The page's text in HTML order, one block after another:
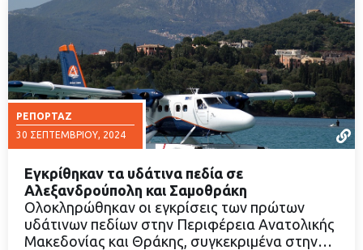
ΡΕΠΟΡΤΆΖ
30 ΣΕΠΤΕΜΒΡΊΟΥ, 2024
ΔΙΑΒΑΣΤΕ ΠΕΡΙΣΣΟΤΕΡΑ
Εγκρίθηκαν τα υδάτινα πεδία σε
Αλεξανδρούπολη και Σαμοθράκη
Ολοκληρώθηκαν οι εγκρίσεις των πρώτων
υδάτινων πεδίων στην Περιφέρεια Ανατολικής
Μακεδονίας και Θράκης, συγκεκριμένα στην…